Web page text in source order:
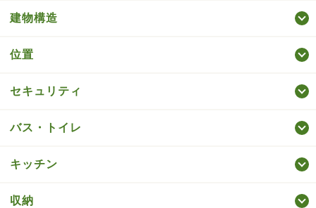
建物構造
位置
セキュリティ
バス・トイレ
キッチン
収納